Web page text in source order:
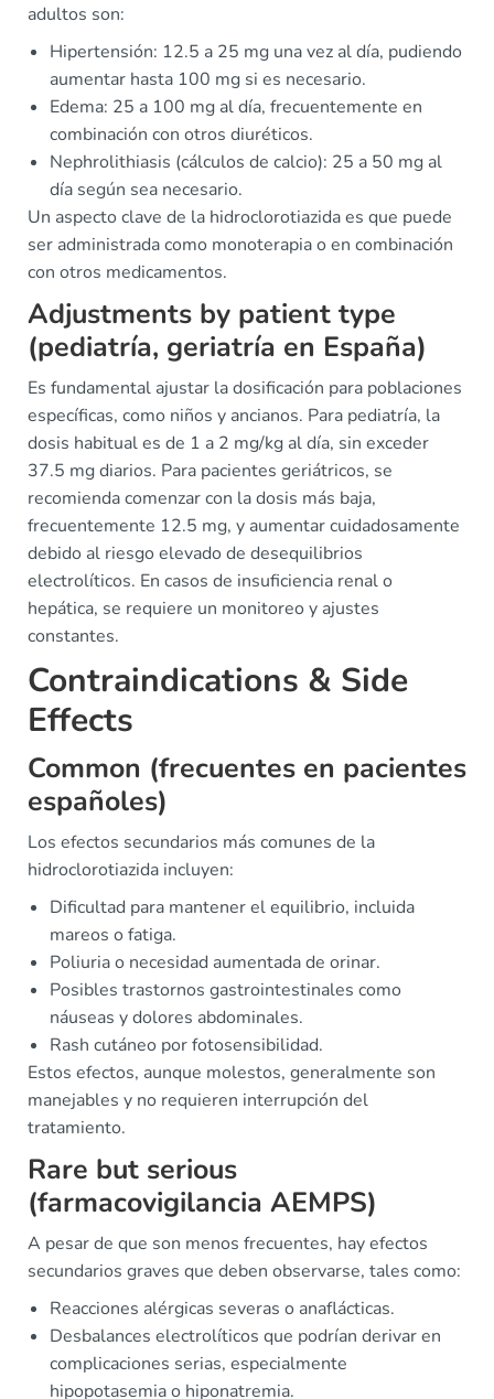
adultos son:
Hipertensión: 12.5 a 25 mg una vez al día, pudiendo
aumentar hasta 100 mg si es necesario.
Edema: 25 a 100 mg al día, frecuentemente en
combinación con otros diuréticos.
Nephrolithiasis (cálculos de calcio): 25 a 50 mg al
día según sea necesario.
Un aspecto clave de la hidroclorotiazida es que puede
ser administrada como monoterapia o en combinación
con otros medicamentos.
Adjustments by patient type
(pediatría, geriatría en España)
Es fundamental ajustar la dosificación para poblaciones
específicas, como niños y ancianos. Para pediatría, la
dosis habitual es de 1 a 2 mg/kg al día, sin exceder
37.5 mg diarios. Para pacientes geriátricos, se
recomienda comenzar con la dosis más baja,
frecuentemente 12.5 mg, y aumentar cuidadosamente
debido al riesgo elevado de desequilibrios
electrolíticos. En casos de insuficiencia renal o
hepática, se requiere un monitoreo y ajustes
constantes.
Contraindications & Side
Effects
Common (frecuentes en pacientes
españoles)
Los efectos secundarios más comunes de la
hidroclorotiazida incluyen:
Dificultad para mantener el equilibrio, incluida
mareos o fatiga.
Poliuria o necesidad aumentada de orinar.
Posibles trastornos gastrointestinales como
náuseas y dolores abdominales.
Rash cutáneo por fotosensibilidad.
Estos efectos, aunque molestos, generalmente son
manejables y no requieren interrupción del
tratamiento.
Rare but serious
(farmacovigilancia AEMPS)
A pesar de que son menos frecuentes, hay efectos
secundarios graves que deben observarse, tales como:
Reacciones alérgicas severas o anaflácticas.
Desbalances electrolíticos que podrían derivar en
complicaciones serias, especialmente
hipopotasemia o hiponatremia.